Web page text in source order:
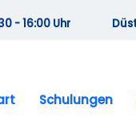
- 16:00 Uhr
Schulungen